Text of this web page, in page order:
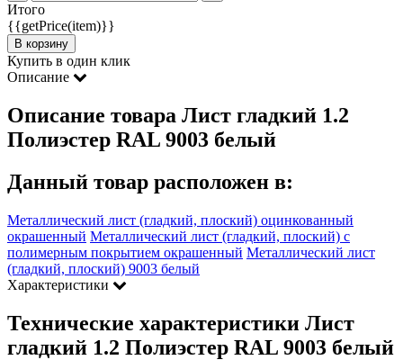
Итого
{{getPrice(item)}}
В корзину
Купить в один клик
Описание
Описание товара Лист гладкий 1.2
Полиэстер RAL 9003 белый
Данный товар расположен в:
Металлический лист (гладкий, плоский) оцинкованный
окрашенный Металлический лист (гладкий, плоский) с
полимерным покрытием окрашенный Металлический лист
(гладкий, плоский) 9003 белый
Характеристики
Технические характеристики Лист
гладкий 1.2 Полиэстер RAL 9003 белый